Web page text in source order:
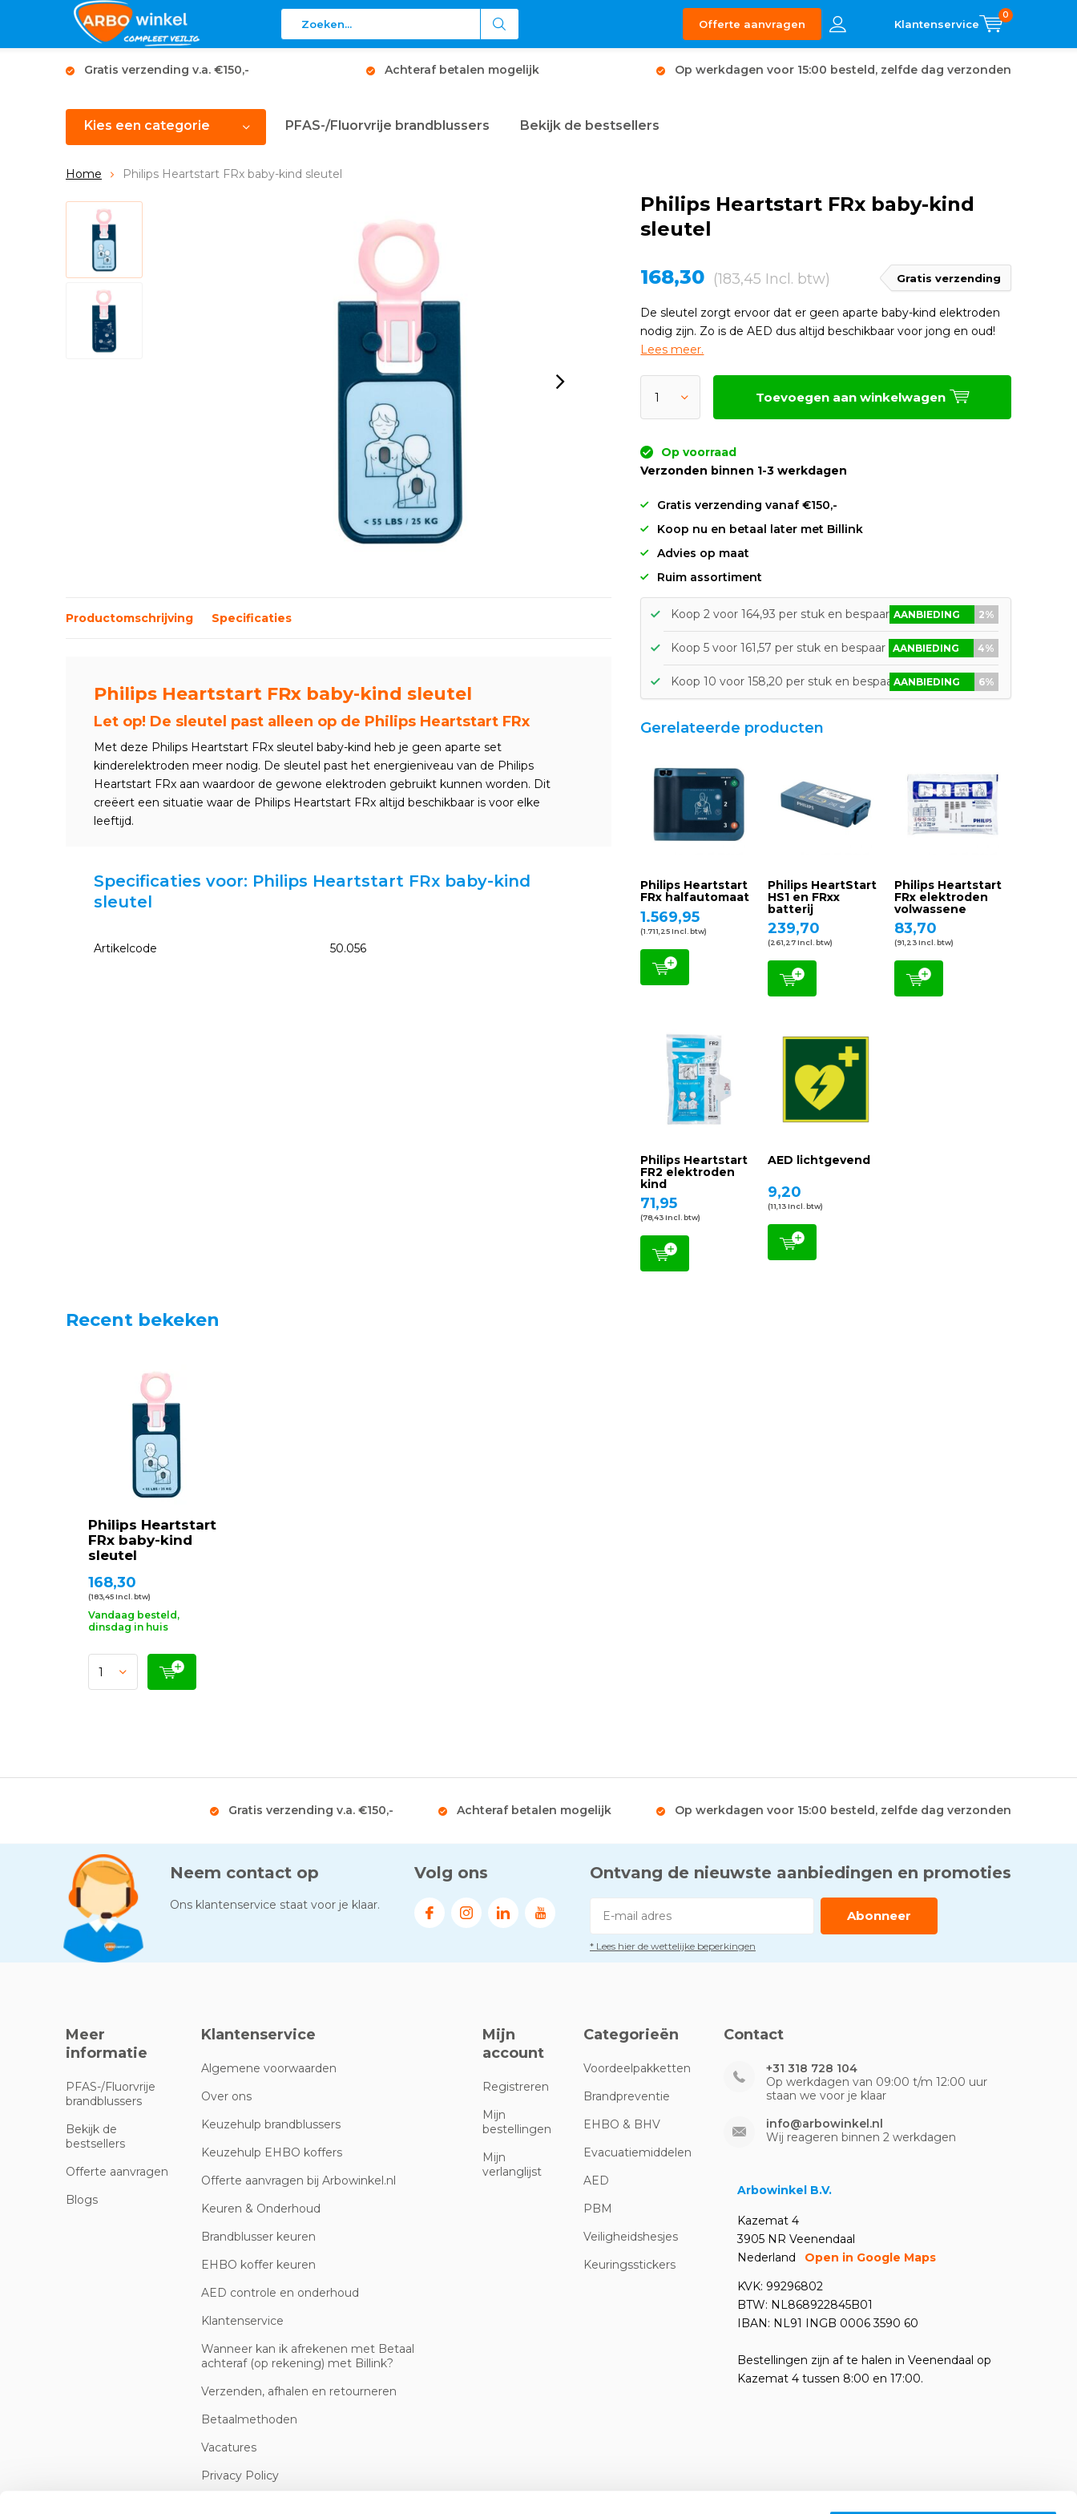
Offerte aanvragen
0
Gratis verzending v.a. €150,- Achteraf betalen mogelijk Op werkdagen voor 15:00 besteld, zelfde dag verzonden
Kies een categorie PFAS-/Fluorvrije brandblussers Bekijk de bestsellers
Home Philips Heartstart FRx baby-kind sleutel
Philips Heartstart FRx baby-kind
sleutel
168,30 (183,45 Incl. btw) Gratis verzending
De sleutel zorgt ervoor dat er geen aparte baby-kind elektroden
nodig zijn. Zo is de AED dus altijd beschikbaar voor jong en oud!
Lees meer.
Toevoegen aan winkelwagen
Op voorraad
Verzonden binnen 1-3 werkdagen
Gratis verzending vanaf €150,-
Koop nu en betaal later met Billink
Advies op maat
Ruim assortiment
Productomschrijving Specificaties
Philips Heartstart FRx baby-kind sleutel
Let op! De sleutel past alleen op de Philips Heartstart FRx
Met deze Philips Heartstart FRx sleutel baby-kind heb je geen aparte set
kinderelektroden meer nodig. De sleutel past het energieniveau van de Philips
Heartstart FRx aan waardoor de gewone elektroden gebruikt kunnen worden. Dit
creëert een situatie waar de Philips Heartstart FRx altijd beschikbaar is voor elke
leeftijd.
Specificaties voor: Philips Heartstart FRx baby-kind
sleutel
Artikelcode 50.056
Koop 2 voor 164,93 per stuk en bespaar 2%AANBIEDING 2%
Koop 5 voor 161,57 per stuk en bespaar 4%AANBIEDING 4%
Koop 10 voor 158,20 per stuk en bespaar 6%AANBIEDING 6%
Gerelateerde producten
Philips Heartstart
FRx halfautomaat
1.569,95
(1.711,25 Incl. btw)
Philips HeartStart
HS1 en FRxx
batterij
239,70
(261,27 Incl. btw)
Philips Heartstart
FRx elektroden
volwassene
83,70
(91,23 Incl. btw)
Philips Heartstart
FR2 elektroden
kind
71,95
(78,43 Incl. btw)
AED lichtgevend
9,20
(11,13 Incl. btw)
Recent bekeken
Philips Heartstart
FRx baby-kind
sleutel
168,30
(183,45 Incl. btw)
Vandaag besteld,
dinsdag in huis
Gratis verzending v.a. €150,- Achteraf betalen mogelijk Op werkdagen voor 15:00 besteld, zelfde dag verzonden
Neem contact op
Ons klantenservice staat voor je klaar.
Volg ons Ontvang de nieuwste aanbiedingen en promoties
Abonneer
* Lees hier de wettelijke beperkingen
Meer
informatie
PFAS-/Fluorvrije
brandblussers
Bekijk de
bestsellers
Offerte aanvragen
Blogs
Klantenservice
Algemene voorwaarden
Over ons
Keuzehulp brandblussers
Keuzehulp EHBO koffers
Offerte aanvragen bij Arbowinkel.nl
Keuren & Onderhoud
Brandblusser keuren
EHBO koffer keuren
AED controle en onderhoud
Klantenservice
Wanneer kan ik afrekenen met Betaal
achteraf (op rekening) met Billink?
Verzenden, afhalen en retourneren
Betaalmethoden
Vacatures
Privacy Policy
Mijn
account
Registreren
Mijn
bestellingen
Mijn
verlanglijst
Categorieën
Voordeelpakketten
Brandpreventie
EHBO & BHV
Evacuatiemiddelen
AED
PBM
Veiligheidshesjes
Keuringsstickers
Contact
+31 318 728 104
Op werkdagen van 09:00 t/m 12:00 uur
staan we voor je klaar
info@arbowinkel.nl
Wij reageren binnen 2 werkdagen
Arbowinkel B.V.
Kazemat 4
3905 NR Veenendaal
Nederland
Open in Google Maps
KVK: 99296802
BTW: NL868922845B01
IBAN: NL91 INGB 0006 3590 60
Bestellingen zijn af te halen in Veenendaal op
Kazemat 4 tussen 8:00 en 17:00.